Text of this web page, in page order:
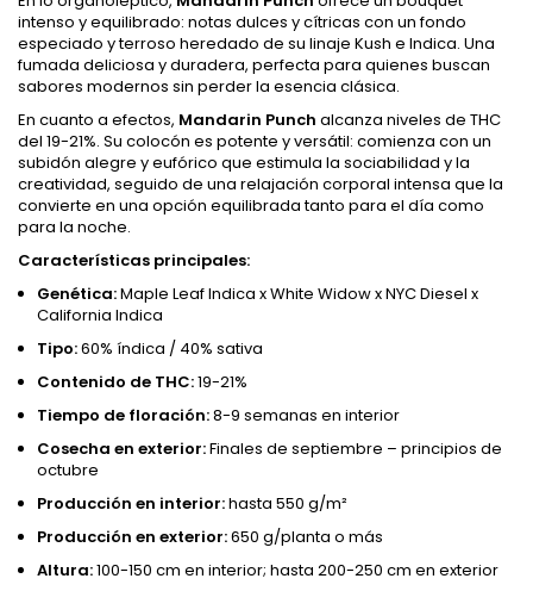
intenso y equilibrado: notas dulces y cítricas con un fondo
especiado y terroso heredado de su linaje Kush e Indica. Una
fumada deliciosa y duradera, perfecta para quienes buscan
sabores modernos sin perder la esencia clásica.
En cuanto a efectos, Mandarin Punch alcanza niveles de THC
del 19-21%. Su colocón es potente y versátil: comienza con un
subidón alegre y eufórico que estimula la sociabilidad y la
creatividad, seguido de una relajación corporal intensa que la
convierte en una opción equilibrada tanto para el día como
para la noche.
Características principales:
Genética:Maple Leaf Indica x White Widow x NYC Diesel x
California Indica
Tipo:60% índica / 40% sativa
Contenido de THC:19-21%
Tiempo de floración:8-9 semanas en interior
Cosecha en exterior:Finales de septiembre – principios de
octubre
Producción en interior:hasta 550 g/m²
Producción en exterior:650 g/planta o más
Altura:100-150 cm en interior; hasta 200-250 cm en exterior